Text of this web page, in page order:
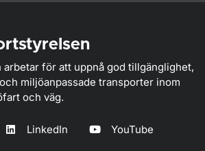
för att uppnå god tillgänglighet,
miljöanpassade transporter inom
och väg.
LinkedIn YouTube